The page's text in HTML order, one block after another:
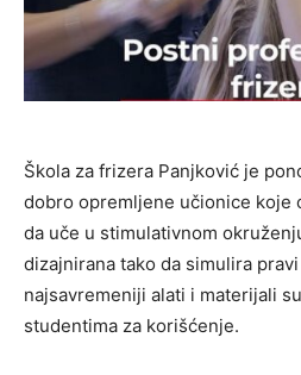
Škola za frizera Panjković je
dobro opremljene učionice koje
da uče u stimulativnom
dizajnirana tako da simulira
najsavremeniji alati i materijali
studentima za korišćenje.